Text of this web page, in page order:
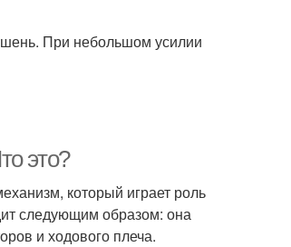
При небольшом усилии
это?
который играет роль
следующим образом: она
и ходового плеча.